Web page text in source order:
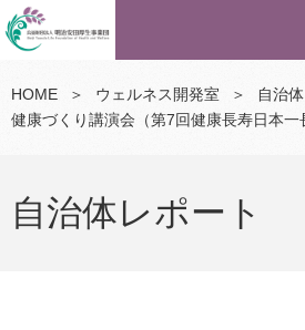
HOME ＞ ウェルネス開発室 ＞ 自治
健康づくり講演会（第7回健康長寿日本一
自治体レポート